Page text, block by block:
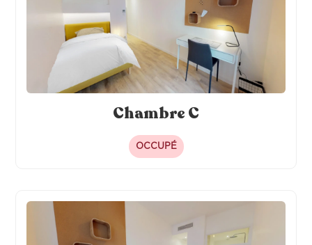
Chambre C
OCCUPÉ